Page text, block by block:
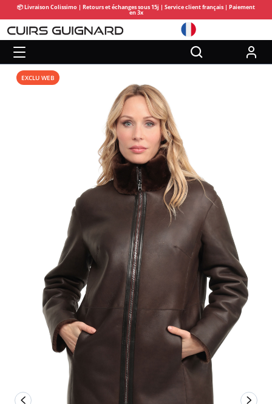
📦 Livraison Colissimo | Retours et échanges sous 15j | Service client français | Paiement
en 3x
EXCLU WEB